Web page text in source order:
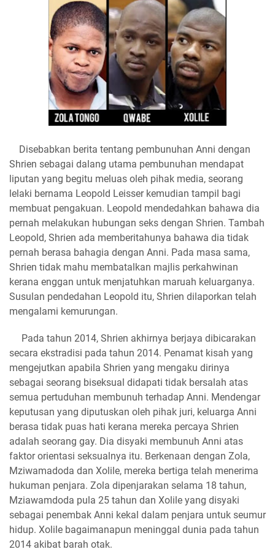
Disebabkan berita tentang pembunuhan Anni dengan
Shrien sebagai dalang utama pembunuhan mendapat
liputan yang begitu meluas oleh pihak media, seorang
lelaki bernama Leopold Leisser kemudian tampil bagi
membuat pengakuan. Leopold mendedahkan bahawa dia
pernah melakukan hubungan seks dengan Shrien. Tambah
Leopold, Shrien ada memberitahunya bahawa dia tidak
pernah berasa bahagia dengan Anni. Pada masa sama,
Shrien tidak mahu membatalkan majlis perkahwinan
kerana enggan untuk menjatuhkan maruah keluarganya.
Susulan pendedahan Leopold itu, Shrien dilaporkan telah
mengalami kemurungan.
Pada tahun 2014, Shrien akhirnya berjaya dibicarakan
secara ekstradisi pada tahun 2014. Penamat kisah yang
mengejutkan apabila Shrien yang mengaku dirinya
sebagai seorang biseksual didapati tidak bersalah atas
semua pertuduhan membunuh terhadap Anni. Mendengar
keputusan yang diputuskan oleh pihak juri, keluarga Anni
berasa tidak puas hati kerana mereka percaya Shrien
adalah seorang gay. Dia disyaki membunuh Anni atas
faktor orientasi seksualnya itu. Berkenaan dengan Zola,
Mziwamadoda dan Xolile, mereka bertiga telah menerima
hukuman penjara. Zola dipenjarakan selama 18 tahun,
Mziawamdoda pula 25 tahun dan Xolile yang disyaki
sebagai penembak Anni kekal dalam penjara untuk seumur
hidup. Xolile bagaimanapun meninggal dunia pada tahun
2014 akibat barah otak.